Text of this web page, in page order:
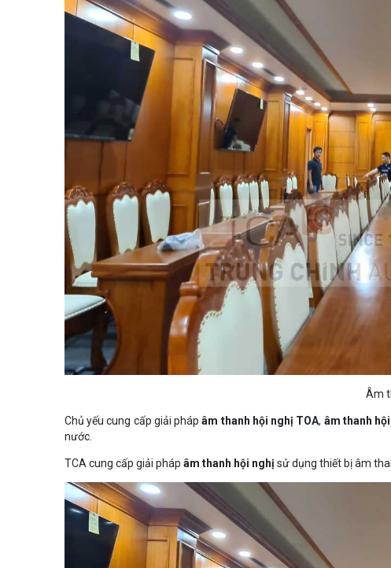
Âm
Chủ yếu cung cấp giải phápâm thanh hội nghị TOA, âm thanh
nước.
TCA cung cấp giải pháp âm thanh hội nghị sử dụng thiết bị âm